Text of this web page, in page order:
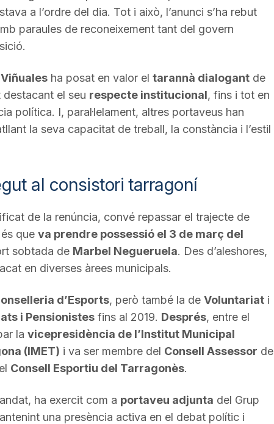
a l’ordre del dia. Tot i això, l’anunci s’ha rebut
paraules de reconeixement tant del govern
ha posat en valor el tarannà dialogantde
el seu respecte institucional, fins i tot en
política. I, paral·lelament, altres portaveus han
la seva capacitat de treball, la constància i l’estil
al consistori tarragoní
de la renúncia, convé repassar el trajecte de
que va prendre possessió el 3 de març del
sobtada de Marbel Negueruela. Des d’aleshores,
en diverses àrees municipals.
d’Esports, però també la de Voluntariati
i Pensionistesfins al 2019. Després, entre el
la vicepresidència de l’Institut Municipal
(IMET) i va ser membre del Consell Assessor de
Consell Esportiu del Tarragonès.
ha exercit com a portaveu adjunta del Grup
una presència activa en el debat polític i